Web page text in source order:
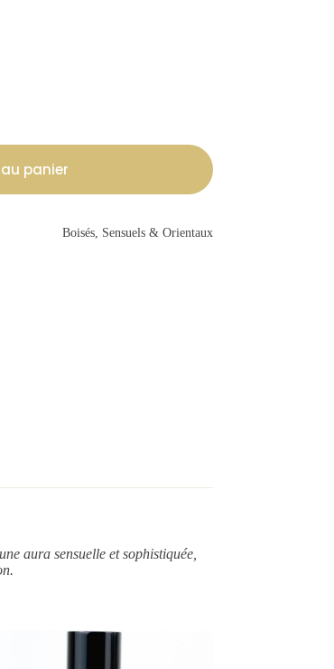
panier
Boisés, Sensuels & Orientaux
aura sensuelle et sophistiquée,